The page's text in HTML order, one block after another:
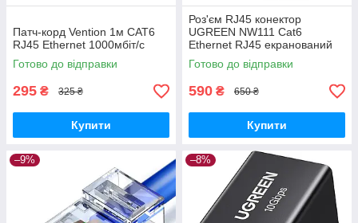
Патч-корд Vention 1м CAT6
RJ45 Ethernet 1000мбіт/c
Готово до відправки
295 ₴ 325 ₴
Купити
Роз'єм RJ45 конектор
UGREEN NW111 Cat6
Ethernet RJ45 екранований
кришталевий роз'єм (упак
100 шт (упак 50 шт) прозорий
(50962)
Готово до відправки
590 ₴ 650 ₴
Купити
–9% –8%